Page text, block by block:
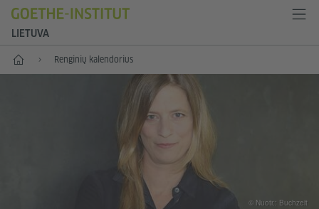
LIETUVA
Pradžia Renginių kalendorius
© Nuotr.: Buchzeit